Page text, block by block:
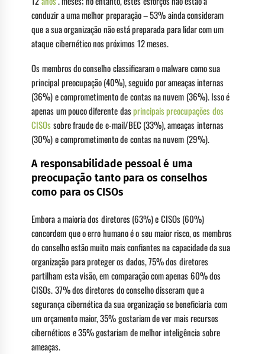
conduzir a uma melhor preparação – 53% ainda consideram
que a sua organização não está preparada para lidar com um
ataque cibernético nos próximos 12 meses.
Os membros do conselho classificaram o malware como sua
principal preocupação (40%), seguido por ameaças internas
(36%) e comprometimento de contas na nuvem (36%). Isso é
apenas um pouco diferente dasprincipais preocupações dos
CISOssobre fraude de e-mail/BEC (33%), ameaças internas
(30%) e comprometimento de contas na nuvem (29%).
A responsabilidade pessoal é uma
preocupação tanto para os conselhos
como para os CISOs
Embora a maioria dos diretores (63%) e CISOs (60%)
concordem que o erro humano é o seu maior risco, os membros
do conselho estão muito mais confiantes na capacidade da sua
organização para proteger os dados, 75% dos diretores
partilham esta visão, em comparação com apenas 60% dos
CISOs. 37% dos diretores do conselho disseram que a
segurança cibernética da sua organização se beneficiaria com
um orçamento maior, 35% gostariam de ver mais recursos
cibernéticos e 35% gostariam de melhor inteligência sobre
ameaças.